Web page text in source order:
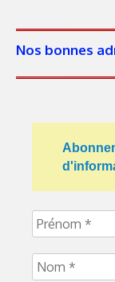
Nos bonnes